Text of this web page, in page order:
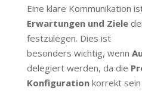
Eine klare Kommunikation
Erwartungen und Ziele
festzulegen. Dies ist
besonders wichtig, wenn
delegiert werden, da die
Konfigurationkorrekt sein